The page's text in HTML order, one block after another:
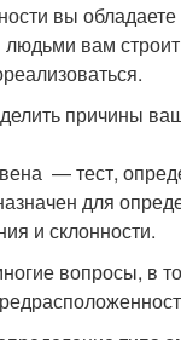
вы
вам
причины
— тест,
для
и склонности.
вопросы, в